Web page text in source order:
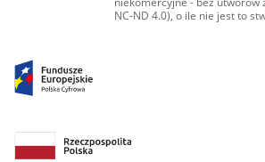
NC-ND 4.0), o ile nie jest to